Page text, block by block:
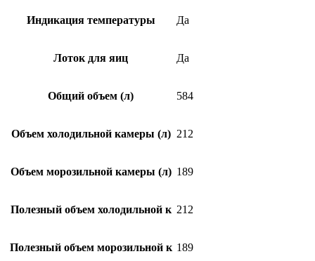
Индикация температуры Да
Лоток для яиц Да
Общий объем (л) 584
Объем холодильной камеры (л) 212
Объем морозильной камеры (л) 189
Полезный объем холодильной к 212
Полезный объем морозильной к 189